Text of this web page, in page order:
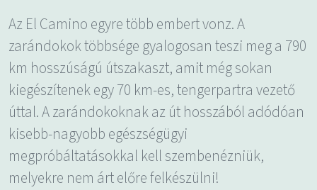
Az El Camino egyre több embert vonz. A
zarándokok többsége gyalogosan teszi meg a 790
km hosszúságú útszakaszt, amit még sokan
kiegészítenek egy 70 km-es, tengerpartra vezető
úttal. A zarándokoknak az út hosszából adódóan
kisebb-nagyobb egészségügyi
megpróbáltatásokkal kell szembenézniük,
melyekre nem árt előre felkészülni!